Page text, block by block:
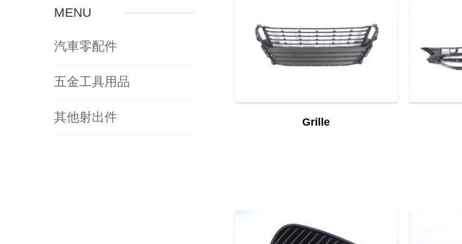
MENU
汽車零配件
五金工具用品
其他射出件 Grille